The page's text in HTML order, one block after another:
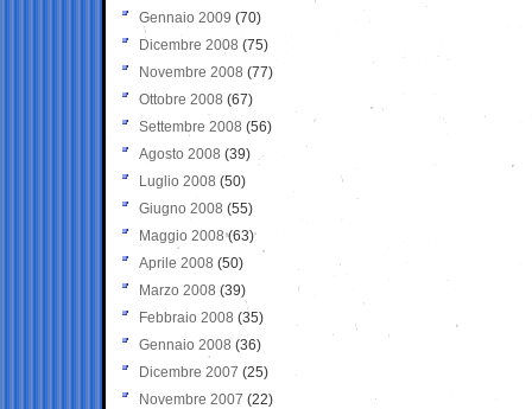
Gennaio 2009 (70)
Dicembre 2008 (75)
Novembre 2008 (77)
Ottobre 2008 (67)
Settembre 2008 (56)
Agosto 2008 (39)
Luglio 2008 (50)
Giugno 2008 (55)
Maggio 2008(63)
Aprile 2008 (50)
Marzo 2008 (39)
Febbraio 2008 (35)
Gennaio 2008 (36)
Dicembre 2007 (25)
Novembre 2007 (22)